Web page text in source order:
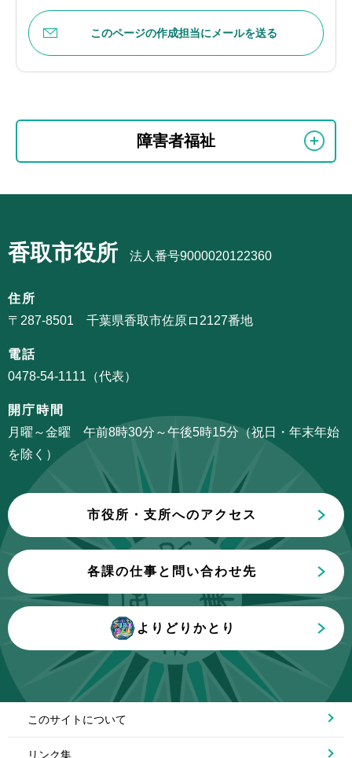
このページの作成担当にメールを送る
こ
ビ
ー
シ
ン
こ
こ
か
障害者福祉
ナ
ゲ
ー
ョ
ン
こ
こ
ま
香取市役所 法人番号9000020122360
住所
〒287-8501 千葉県香取市佐原ロ2127番地
電話
0478-54-1111（代表）
開庁時間
月曜～金曜 午前8時30分～午後5時15分（祝日・年末年始
を除く）
市役所・支所へのアクセス
各課の仕事と問い合わせ先
よりどりかとり
このサイトについて
リンク集